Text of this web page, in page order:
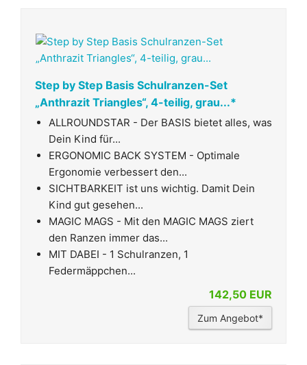
Step by Step Basis Schulranzen-Set
„Anthrazit Triangles“, 4-teilig, grau...*
ALLROUNDSTAR - Der BASIS bietet alles, was
Dein Kind für...
ERGONOMIC BACK SYSTEM - Optimale
Ergonomie verbessert den...
SICHTBARKEIT ist uns wichtig. Damit Dein
Kind gut gesehen...
MAGIC MAGS - Mit den MAGIC MAGS ziert
den Ranzen immer das...
MIT DABEI - 1 Schulranzen, 1
Federmäppchen...
142,50 EUR
Zum Angebot*